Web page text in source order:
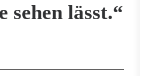
sehen lässt.“